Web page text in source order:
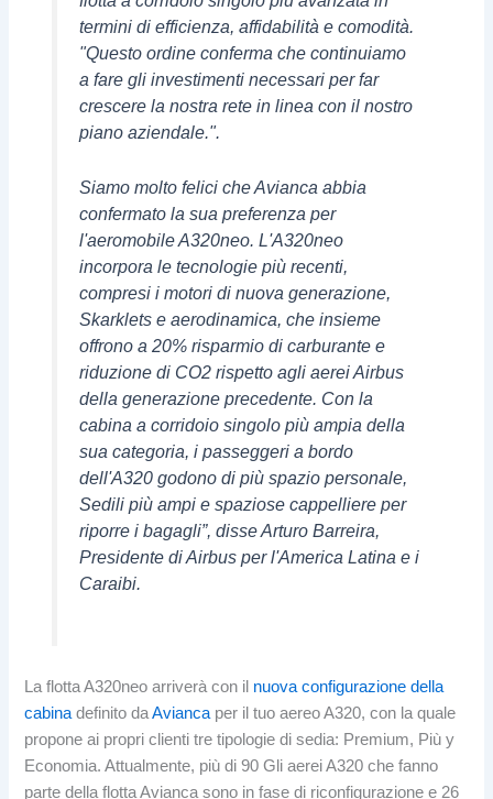
termini di efficienza, affidabilità e comodità.
"Questo ordine conferma che continuiamo
a fare gli investimenti necessari per far
crescere la nostra rete in linea con il nostro
piano aziendale.".
Siamo molto felici che Avianca abbia
confermato la sua preferenza per
l'aeromobile A320neo. L'A320neo
incorpora le tecnologie più recenti,
compresi i motori di nuova generazione,
Skarklets e aerodinamica, che insieme
offrono a 20% risparmio di carburante e
riduzione di CO2 rispetto agli aerei Airbus
della generazione precedente. Con la
cabina a corridoio singolo più ampia della
sua categoria, i passeggeri a bordo
dell'A320 godono di più spazio personale,
Sedili più ampi e spaziose cappelliere per
riporre i bagagli”, disse Arturo Barreira,
Presidente di Airbus per l'America Latina e i
Caraibi.
La flotta A320neo arriverà con il nuova configurazione della
cabina definito daAvianca per il tuo aereo A320, con la quale
propone ai propri clienti tre tipologie di sedia: Premium, Più y
Economia. Attualmente, più di 90 Gli aerei A320 che fanno
parte della flotta Avianca sono in fase di riconfigurazione e 26